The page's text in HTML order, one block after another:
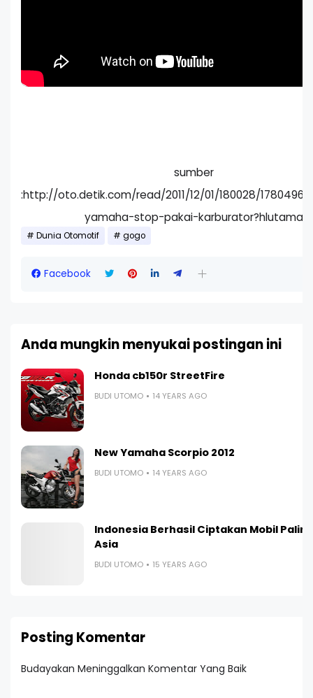
sumber
:http://oto.detik.com/read/2011/12/01/180028/1780496/
yamaha-stop-pakai-karburator?hlutama
Dunia Otomotif gogo
Facebook
Anda mungkin menyukai postingan ini
Honda cb150r StreetFire
BUDI UTOMO 14 YEARS AGO
New Yamaha Scorpio 2012
BUDI UTOMO 14 YEARS AGO
Indonesia Berhasil Ciptakan Mobil
Asia
BUDI UTOMO 15 YEARS AGO
Posting Komentar
Budayakan Meninggalkan Komentar Yang Baik